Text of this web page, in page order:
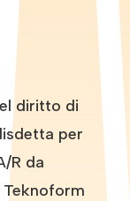
diritto di
per
R da
Teknoform